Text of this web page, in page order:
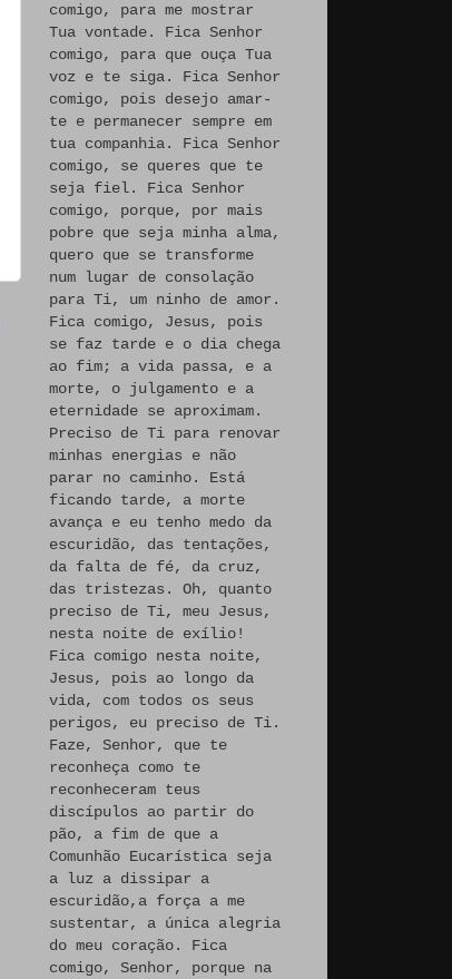
comigo, para me mostrar
Tua vontade. Fica Senhor
comigo, para que ouça Tua
voz e te siga. Fica Senhor
comigo, pois desejo amar-
te e permanecer sempre em
tua companhia. Fica Senhor
comigo, se queres que te
seja fiel. Fica Senhor
comigo, porque, por mais
pobre que seja minha alma,
quero que se transforme
num lugar de consolação
para Ti, um ninho de amor.
Fica comigo, Jesus, pois
se faz tarde e o dia chega
ao fim; a vida passa, e a
morte, o julgamento e a
eternidade se aproximam.
Preciso de Ti para renovar
minhas energias e não
parar no caminho. Está
ficando tarde, a morte
avança e eu tenho medo da
escuridão, das tentações,
da falta de fé, da cruz,
das tristezas. Oh, quanto
preciso de Ti, meu Jesus,
nesta noite de exílio!
Fica comigo nesta noite,
Jesus, pois ao longo da
vida, com todos os seus
perigos, eu preciso de Ti.
Faze, Senhor, que te
reconheça como te
reconheceram teus
discípulos ao partir do
pão, a fim de que a
Comunhão Eucarística seja
a luz a dissipar a
escuridão,a força a me
sustentar, a única alegria
do meu coração. Fica
comigo, Senhor, porque na